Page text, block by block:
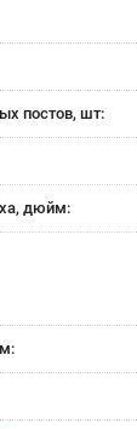
постов, шт:
дюйм: